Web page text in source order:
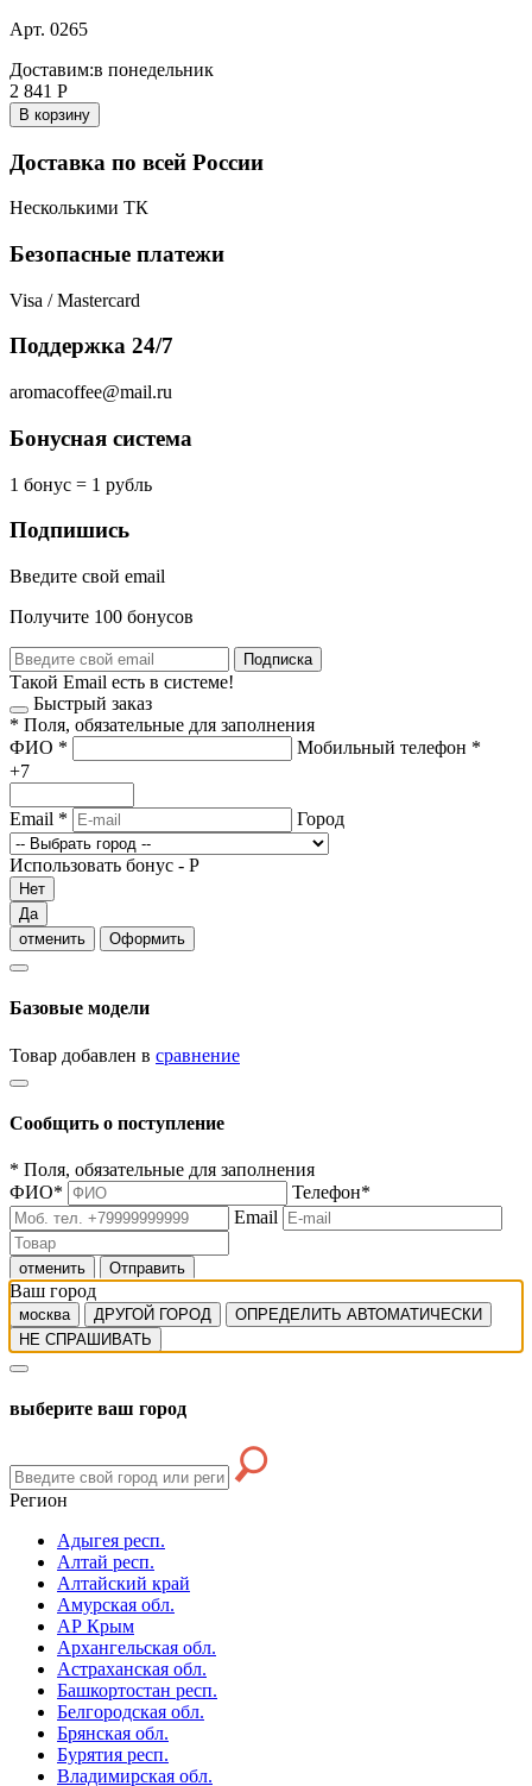
Арт. 0265
Доставим:в понедельник
2 841 Р
В корзину
Доставка по всей России
Несколькими ТК
Безопасные платежи
Visa / Mastercard
Поддержка 24/7
aromacoffee@mail.ru
Бонусная система
1 бонус = 1 рубль
Подпишись
Введите свой email
Получите 100 бонусов
Подписка
Такой Email есть в системе!
Быстрый заказ
* Поля, обязательные для заполнения
ФИО * Мобильный телефон *
+7
Email * Город
Использовать бонус - Р
Нет
Да
отменить
Оформить
Базовые модели
Товар добавлен в сравнение
Сообщить о поступление
* Поля, обязательные для заполнения
ФИО* Телефон*
Email
отменить Отправить
Ваш город
москва ДРУГОЙ ГОРОД
ОПРЕДЕЛИТЬ АВТОМАТИЧЕСКИ
НЕ СПРАШИВАТЬ
выберите ваш город
Регион
Адыгея респ.
Алтай респ.
Алтайский край
Амурская обл.
АР Крым
Архангельская обл.
Астраханская обл.
Башкортостан респ.
Белгородская обл.
Брянская обл.
Бурятия респ.
Владимирская обл.